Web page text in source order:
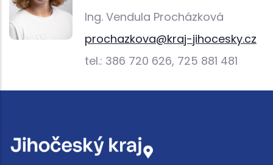
Ing. Vendula Procházková
prochazkova@kraj-jihocesky.cz
tel.: 386 720 626, 725 881 481